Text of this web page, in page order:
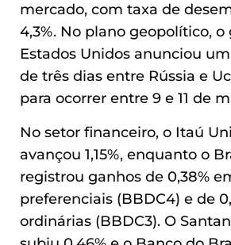
mercado, com taxa de
4,3%. No plano geopolítico, o
Estados Unidos anunciou
de três dias entre Rússia e
para ocorrer entre 9 e 11 de
No setor financeiro, o Itaú
avançou 1,15%, enquanto o
registrou ganhos de 0,38%
preferenciais (BBDC4) e de
ordinárias (BBDC3). O